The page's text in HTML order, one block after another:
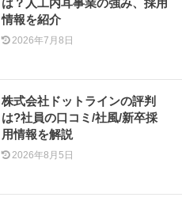
は？人工内耳事業の強み、採用
情報を紹介
2026年7月8日
株式会社ドットラインの評判
は?社員の口コミ/社風/新卒採
用情報を解説
2026年8月5日